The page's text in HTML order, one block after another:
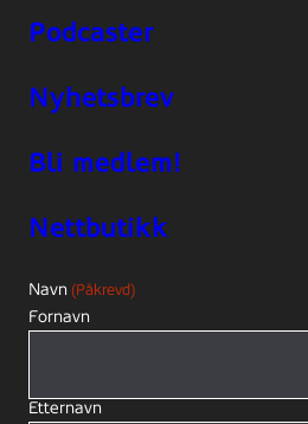
Podcaster
Nyhetsbrev
Bli medlem!
Nettbutikk
Navn (Påkrevd)
Fornavn
Etternavn